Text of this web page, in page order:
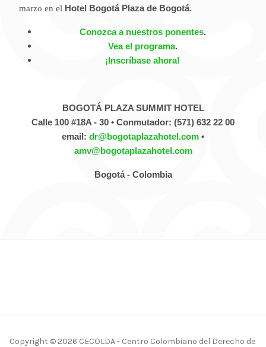
marzo en el Hotel Bogotá Plaza de Bogotá.
Conozca a nuestros ponentes.
Vea el programa.
¡Inscríbase ahora!
BOGOTÁ PLAZA SUMMIT HOTEL
Calle 100 #18A - 30 • Conmutador: (571) 632 22 00
email: dr@bogotaplazahotel.com •
amv@bogotaplazahotel.com
Bogotá - Colombia
Copyright © 2026 CECOLDA - Centro Colombiano del Derecho de